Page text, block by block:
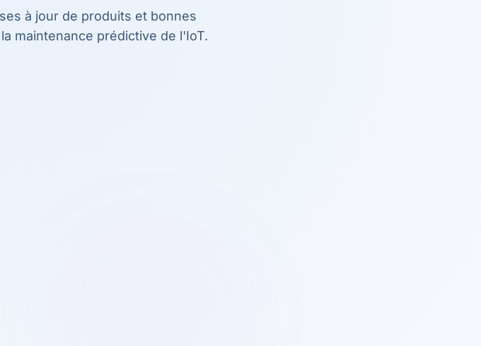
à jour de produits et bonnes
maintenance prédictive de l'IoT.